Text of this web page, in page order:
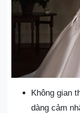
Không gian
dàng cảm